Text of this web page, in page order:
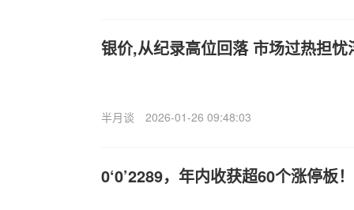
银价,从纪录高位回落 市场过热担忧
半月谈 2026-01-26 09:48:03
0‘0’2289，年内收获超60个涨停板